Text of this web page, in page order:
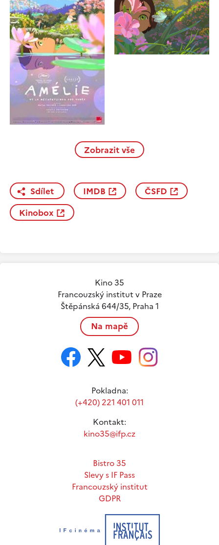
Zobrazit vše
Sdílet IMDB
ČSFD
Kinobox
Kino 35
Francouzský institut v Praze
Štěpánská 644/35, Praha 1
Na mapě
Pokladna:
(+420) 221 401 011
Kontakt:
kino35@ifp.cz
Bistro 35
Slevy s IF Pass
Francouzský institut
GDPR